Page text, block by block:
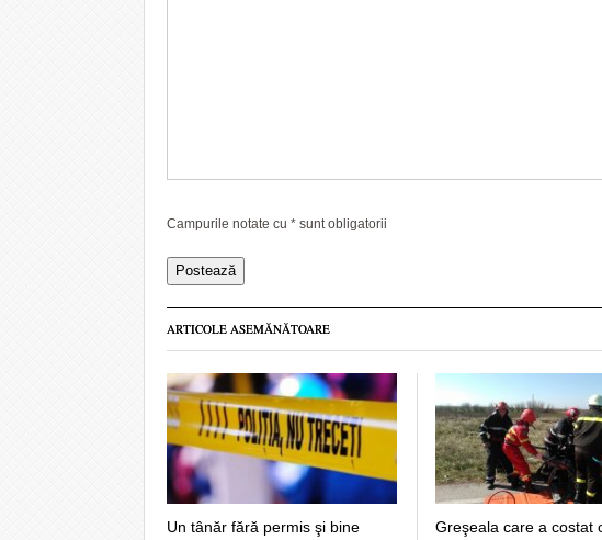
Campurile notate cu * sunt obligatorii
ARTICOLE ASEMĂNĂTOARE
Un tânăr fără permis şi bine
Greşeala care a costat